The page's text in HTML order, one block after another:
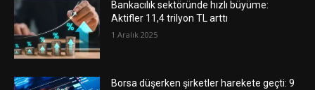
Bankacılık sektöründe hızlı büyüme:
Aktifler 11,4 trilyon TL arttı
1 Aralık 2025
Borsa düşerken şirketler harekete geçti: 9